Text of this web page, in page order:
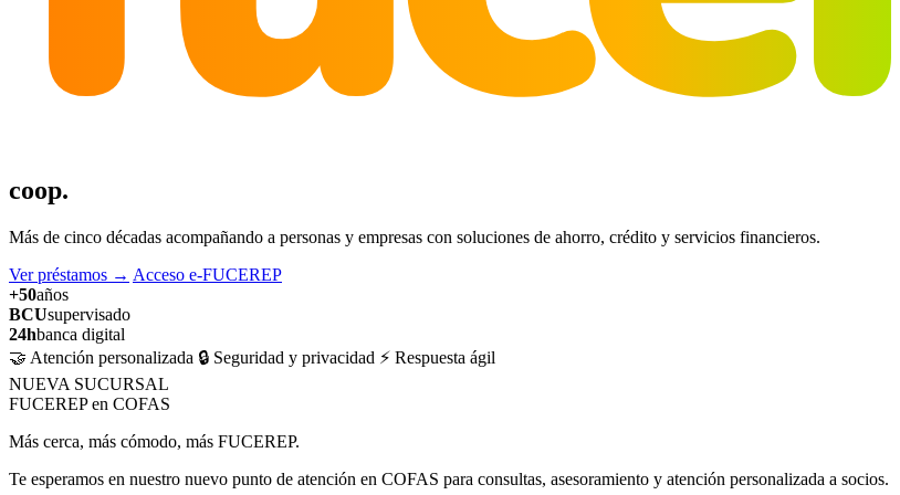
coop.
Más de cinco décadas acompañando a personas y empresas con soluciones de ahorro, crédito y servicios financieros.
Ver préstamos → Acceso e-FUCEREP
+50años
BCUsupervisado
24hbanca digital
🤝 Atención personalizada 🔒 Seguridad y privacidad ⚡ Respuesta ágil
NUEVA SUCURSAL
FUCEREP en COFAS
Más cerca, más cómodo, más FUCEREP.
Te esperamos en nuestro nuevo punto de atención en COFAS para consultas, asesoramiento y atención personalizada a socios.